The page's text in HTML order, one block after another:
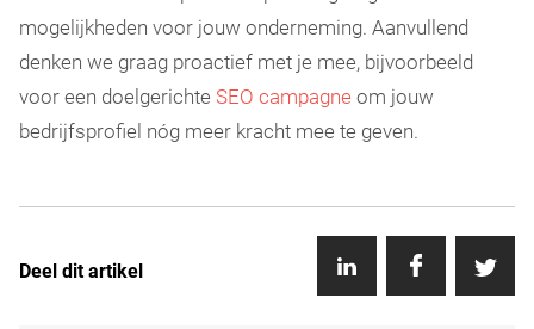
mogelijkheden voor jouw onderneming. Aanvullend
denken we graag proactief met je mee, bijvoorbeeld
voor een doelgerichte SEO campagne om jouw
bedrijfsprofiel nóg meer kracht mee te geven.
Deel dit artikel